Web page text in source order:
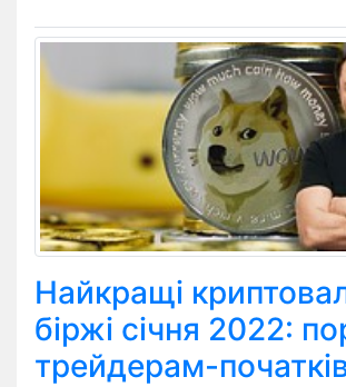
Найкращі
біржі січня 2022:
трейдерам-